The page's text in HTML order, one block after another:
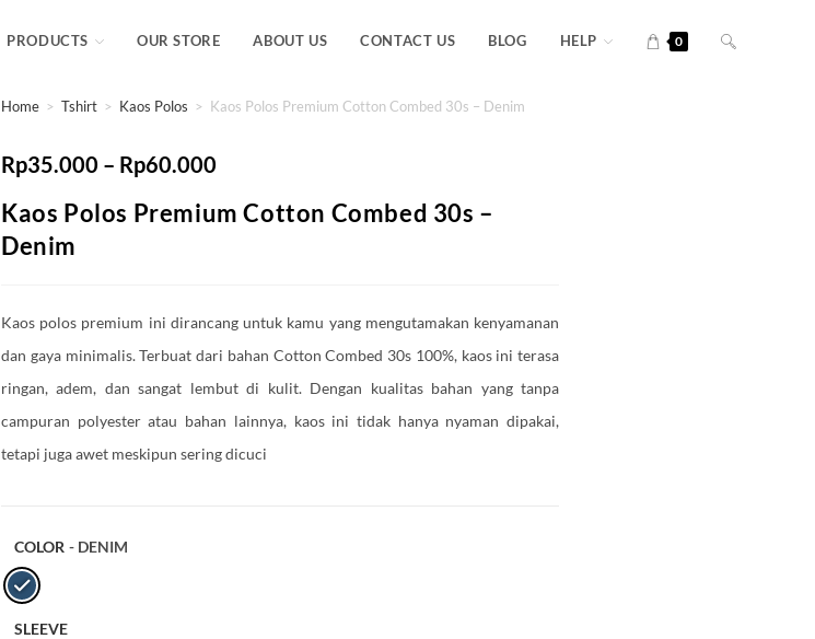
PRODUCTS OUR STORE ABOUT US CONTACT US BLOG HELP 0
Home > Tshirt > Kaos Polos > Kaos Polos Premium Cotton Combed 30s – Denim
Rp35.000 – Rp60.000
Kaos Polos Premium Cotton Combed 30s –
Denim
Kaos polos premium ini dirancang untuk kamu yang mengutamakan kenyamanan
dan gaya minimalis. Terbuat dari bahan Cotton Combed 30s 100%, kaos ini terasa
ringan, adem, dan sangat lembut di kulit. Dengan kualitas bahan yang tanpa
campuran polyester atau bahan lainnya, kaos ini tidak hanya nyaman dipakai,
tetapi juga awet meskipun sering dicuci
COLOR - DENIM
SLEEVE